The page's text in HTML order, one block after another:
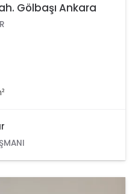
Gölbaşı Ankara